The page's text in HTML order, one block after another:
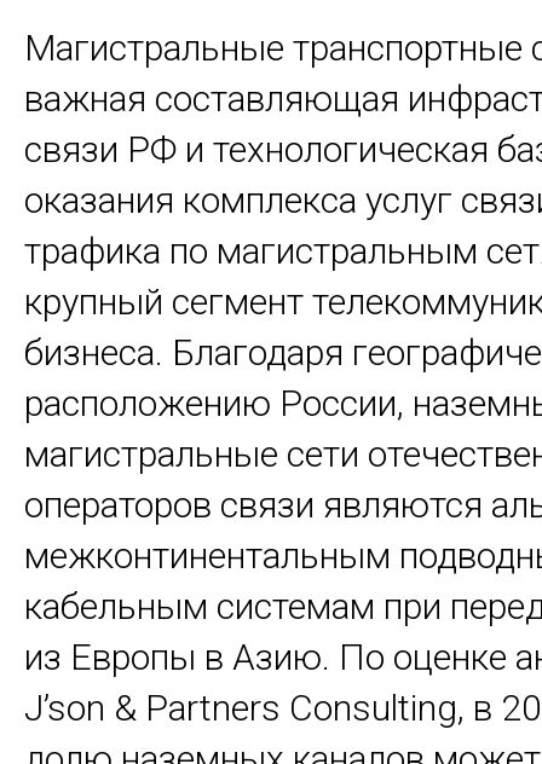
Магистральные транспортные
важная составляющая
связи РФ и технологическая
оказания комплекса услуг
трафика по магистральным
крупный сегмент
бизнеса. Благодаря
расположению России,
магистральные сети
операторов связи являются
межконтинентальным
кабельным системам при
из Европы в Азию. По оценке
J’son & Partners Consulting, в